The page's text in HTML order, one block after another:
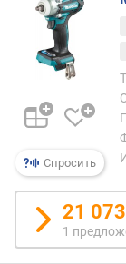
м
к
.
к
у
т
я
щ
и
й
Спросить
21 073
1